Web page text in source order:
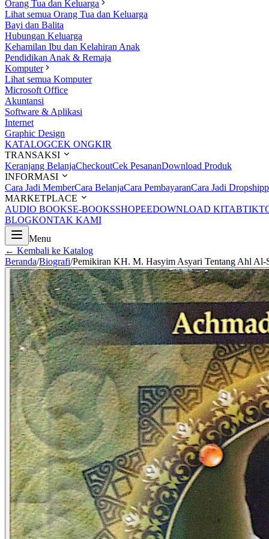
Orang Tua dan Keluarga
Lihat semua Orang Tua dan Keluarga
Bayi dan Balita
Hubungan Keluarga
Kehamilan Ibu dan Kelahiran Anak
Pendidikan Anak & Remaja
Komputer
Lihat semua Komputer
Microsoft Office
Akuntansi
Software & Aplikasi
Internet
Graphic Design
KATALOGCEK ONGKIR
TRANSAKSI
Keranjang BelanjaCheckoutCek PesananDownload Produk
INFORMASI
Cara Jadi MemberCara BelanjaCara PembayaranCara Jadi
MARKETPLACE
AUDIO BOOKSE-BOOKSSHOPEEDOWNLOAD KITAB
BLOGKONTAK KAMI
Menu
← Kembali ke Katalog
Beranda/Biografi/Pemikiran KH. M. Hasyim Asyari Tentang Ahl Al-